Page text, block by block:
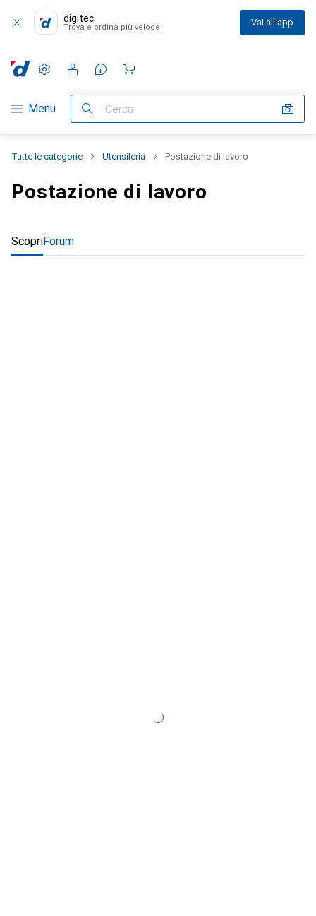
digitec
Trova e ordina più veloce Vai all'app
Categoria Navigazione
Menu Cerca
Impostazioni
Conto cliente
Liste di confronto
Liste dei desideri
Carrello
Tutte le categorie Utensileria Postazione di lavoro
Postazione di lavoro
ScopriForum